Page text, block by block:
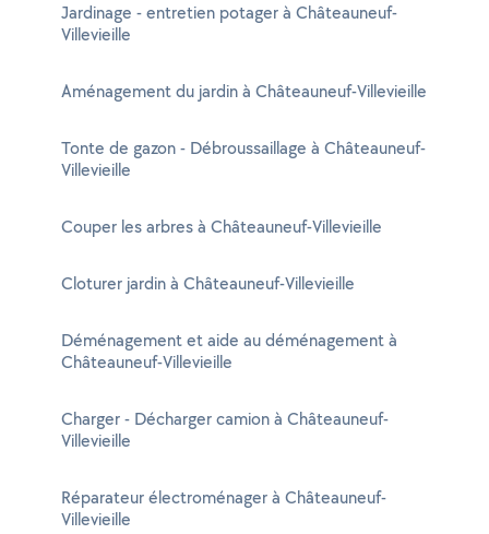
Jardinage - entretien potager à Châteauneuf-
Villevieille
Aménagement du jardin à Châteauneuf-Villevieille
Tonte de gazon - Débroussaillage à Châteauneuf-
Villevieille
Couper les arbres à Châteauneuf-Villevieille
Cloturer jardin à Châteauneuf-Villevieille
Déménagement et aide au déménagement à
Châteauneuf-Villevieille
Charger - Décharger camion à Châteauneuf-
Villevieille
Réparateur électroménager à Châteauneuf-
Villevieille